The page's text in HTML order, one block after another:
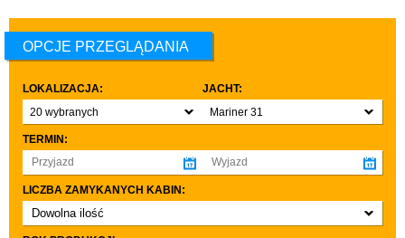
OPCJE PRZEGLĄDANIA
LOKALIZACJA:
20 wybranych
JACHT:
Mariner 31
TERMIN:
LICZBA ZAMYKANYCH KABIN:
Dowolna ilość